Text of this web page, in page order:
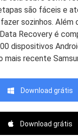
são fáceis e
sozinhos. Além
Recovery é
dispositivos
mais recente
Download grátis
Download grátis